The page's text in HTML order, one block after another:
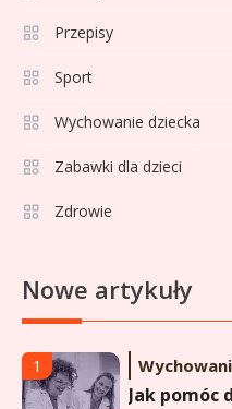
Przepisy
Sport
Wychowanie dziecka
Zabawki dla dzieci
Zdrowie
Nowe artykuły
Lech
pozycji w
1
Jak pomóc